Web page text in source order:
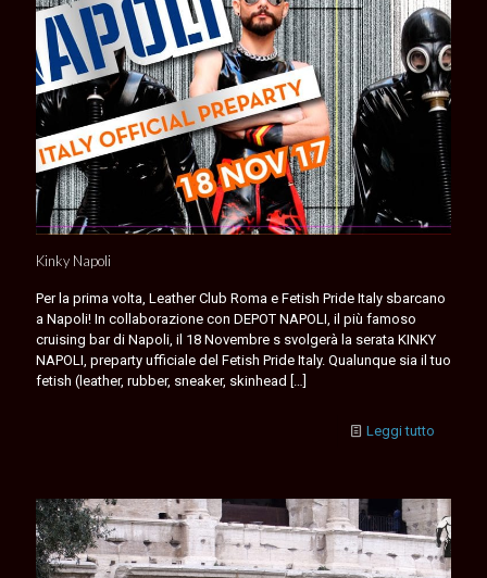
Kinky Napoli
Per la prima volta, Leather Club Roma e Fetish Pride Italy sbarcano
a Napoli! In collaborazione con DEPOT NAPOLI, il più famoso
cruising bar di Napoli, il 18 Novembre s svolgerà la serata KINKY
NAPOLI, preparty ufficiale del Fetish Pride Italy. Qualunque sia il tuo
fetish (leather, rubber, sneaker, skinhead
Leggi tutto